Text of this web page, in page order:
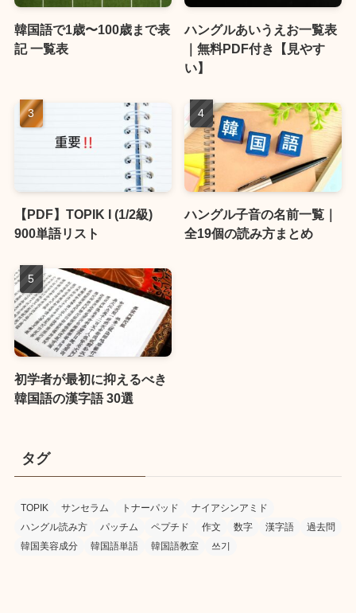
韓国語で1歳〜100歳まで表
記 一覧表
ハングルあいうえお一覧表
｜無料PDF付き【見やす
い】
【PDF】TOPIK I (1/2級)
900単語リスト
ハングル子音の名前一覧｜
全19個の読み方まとめ
初学者が最初に抑えるべき
韓国語の漢字語 30選
タグ
TOPIK サンセラム トナーパッド
ナイアシンアミド
ハングル読み方
パッチム ペプチド 作文 数字 漢字語
過去問
韓国美容成分
韓国語単語 韓国語教室 쓰기